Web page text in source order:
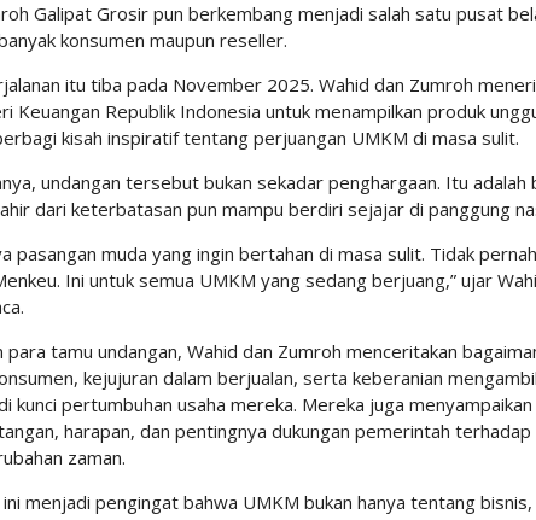
Galipat Grosir pun berkembang menjadi salah satu pusat
konsumen maupun reseller.
itu tiba pada November 2025. Wahid dan Zumroh
Keuangan Republik Indonesia untuk menampilkan produk
kisah inspiratif tentang perjuangan UMKM di masa sulit.
undangan tersebut bukan sekadar penghargaan. Itu adalah
dari keterbatasan pun mampu berdiri sejajar di panggung
pasangan muda yang ingin bertahan di masa sulit. Tidak
Ini untuk semua UMKM yang sedang berjuang,” ujar
para tamu undangan, Wahid dan Zumroh menceritakan
kejujuran dalam berjualan, serta keberanian
kunci pertumbuhan usaha mereka. Mereka juga
harapan, dan pentingnya dukungan pemerintah terhadap
zaman.
ini menjadi pengingat bahwa UMKM bukan hanya tentang